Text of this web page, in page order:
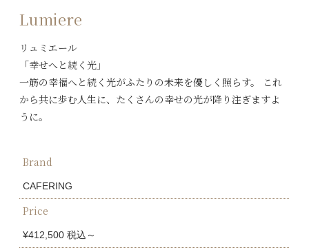
Lumiere
リュミエール
「幸せへと続く光」
一筋の幸福へと続く光がふたりの未来を優しく照らす。 これ
から共に歩む人生に、たくさんの幸せの光が降り注ぎますよ
うに。
Brand
CAFERING
Price
¥412,500 税込～